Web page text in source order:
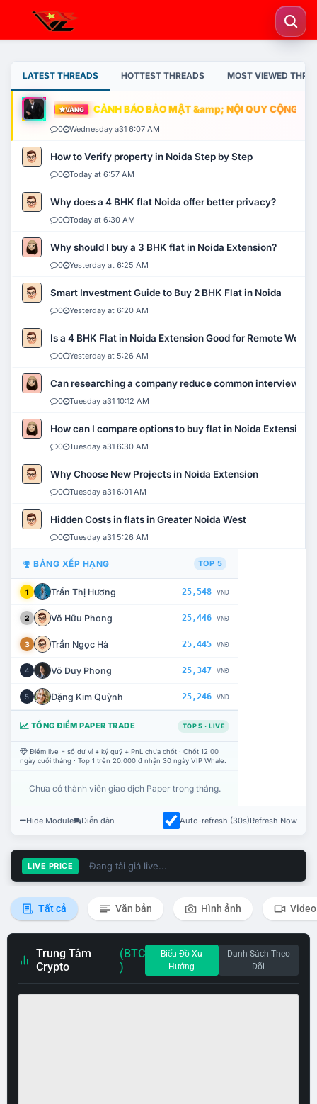
LATEST THREADS HOTTEST THREADS MOST VIEWED
VÀNG CẢNH BÁO BẢO MẬT &amp; NỘI QUY CỘNG
0 Wednesday a31 6:07 AM
How to Verify property in Noida Step by Step
0 Today at 6:57 AM
Why does a 4 BHK flat Noida offer better privacy?
0 Today at 6:30 AM
Why should I buy a 3 BHK flat in Noida Extension?
0 Yesterday at 6:25 AM
Smart Investment Guide to Buy 2 BHK Flat in Noida
0 Yesterday at 6:20 AM
Is a 4 BHK Flat in Noida Extension Good for Remote Work?
0 Yesterday at 5:26 AM
Can researching a company reduce common interview
0 Tuesday a31 10:12 AM
How can I compare options to buy flat in Noida Extension?
0 Tuesday a31 6:30 AM
Why Choose New Projects in Noida Extension
0 Tuesday a31 6:01 AM
Hidden Costs in flats in Greater Noida West
0 Tuesday a31 5:26 AM
BẢNG XẾP HẠNG TOP 5
1 Trần Thị Hương 25,548 VNĐ
2 Võ Hữu Phong 25,446 VNĐ
3 Trần Ngọc Hà 25,445 VNĐ
4 Võ Duy Phong 25,347 VNĐ
5 Đặng Kim Quỳnh 25,246 VNĐ
TỔNG ĐIỂM PAPER TRADE TOP 5 · LIVE
Điểm live = số dư ví + ký quỹ + PnL chưa chốt · Chốt 12:00
ngày cuối tháng · Top 1 trên 20.000 đ nhận 30 ngày VIP Whale.
Chưa có thành viên giao dịch Paper trong tháng.
Hide Module Diễn đàn Auto-refresh (30s)Refresh Now
LIVE PRICE Đang tải giá live...
Tất cả Văn bản Hình ảnh Video
Trung Tâm
Crypto
(BTC
)
Biểu Đồ Xu
Hướng
Danh Sách Theo
Dõi